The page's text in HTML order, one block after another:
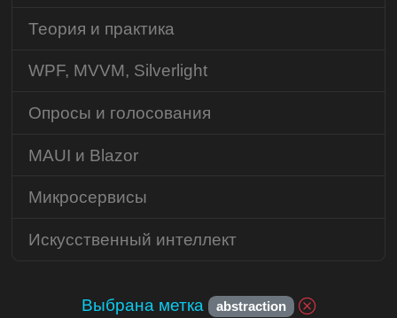
Выбрана метка abstraction
Теория и практика
WPF, MVVM, Silverlight
Опросы и голосования
MAUI и Blazor
Микросервисы
Искусственный интеллект